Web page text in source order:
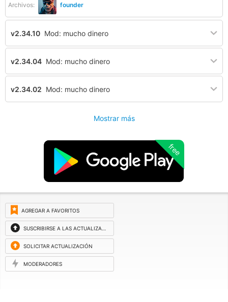
Archivos: founder
v2.34.10 Mod: mucho dinero
v2.34.04 Mod: mucho dinero
v2.34.02 Mod: mucho dinero
Mostrar más
free
AGREGAR A FAVORITOS
SUSCRIBIRSE A LAS ACTUALIZACIONES
SOLICITAR ACTUALIZACIÓN
MODERADORES